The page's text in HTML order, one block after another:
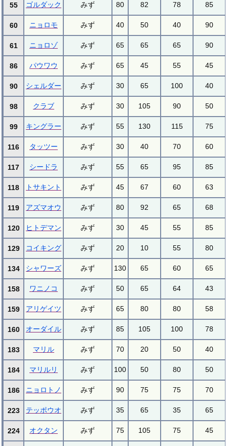
55 ゴルダック みず 80 82 78 85
60 ニョロモ みず 40 50 40 90
61 ニョロゾ みず 65 65 65 90
86 パウワウ みず 65 45 55 45
90 シェルダー みず 30 65 100 40
98 クラブ みず 30 105 90 50
99 キングラー みず 55 130 115 75
116 タッツー みず 30 40 70 60
117 シードラ みず 55 65 95 85
118 トサキント みず 45 67 60 63
119 アズマオウ みず 80 92 65 68
120 ヒトデマン みず 30 45 55 85
129 コイキング みず 20 10 55 80
134 シャワーズ みず 130 65 60 65
158 ワニノコ みず 50 65 64 43
159 アリゲイツ みず 65 80 80 58
160 オーダイル みず 85 105 100 78
183 マリル みず 70 20 50 40
184 マリルリ みず 100 50 80 50
186 ニョロトノ みず 90 75 75 70
223 テッポウオ みず 35 65 35 65
224 オクタン みず 75 105 75 45